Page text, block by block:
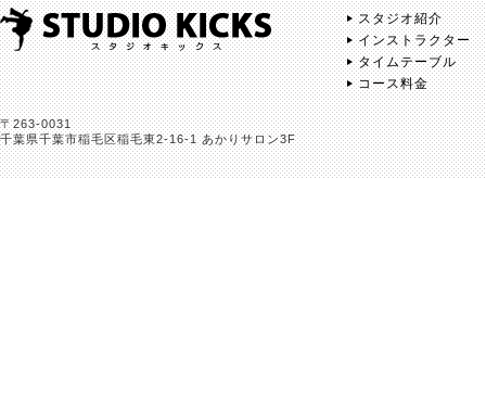
〒263-0031
千葉県千葉市稲毛区稲毛東2-16-1 あかりサロン3F
スタジオ紹介
インストラクター
タイムテーブル
コース料金